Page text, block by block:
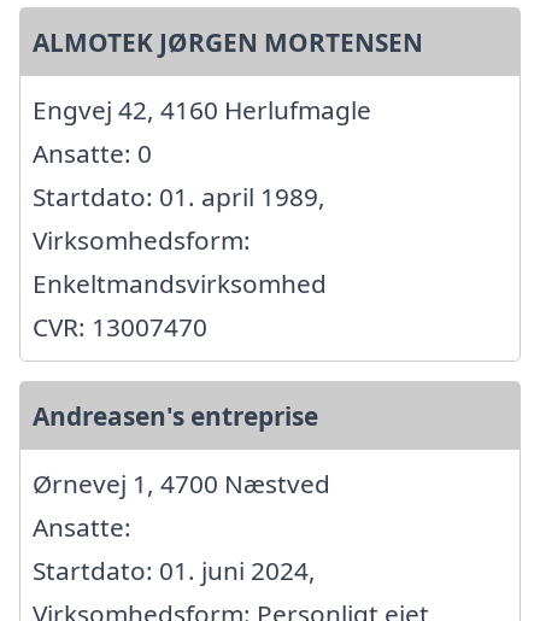
ALMOTEK JØRGEN MORTENSEN
Engvej 42, 4160 Herlufmagle
Ansatte: 0
Startdato: 01. april 1989,
Virksomhedsform:
Enkeltmandsvirksomhed
CVR: 13007470
Andreasen's entreprise
Ørnevej 1, 4700 Næstved
Ansatte:
Startdato: 01. juni 2024,
Virksomhedsform: Personligt ejet